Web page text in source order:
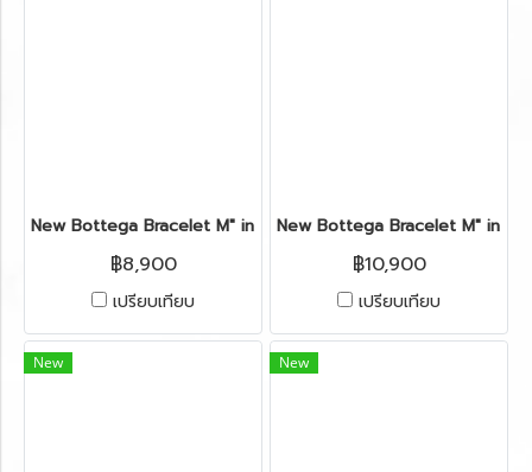
New Bottega Bracelet M" in Purple Leather SHW
฿8,900
เปรียบเทียบ
New Bottega Bracelet M" in
฿10,900
เปรียบเทียบ
New New